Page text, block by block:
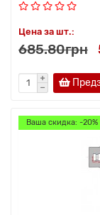
Цена за шт.:
685.80грн
Ваша скидка: -20%